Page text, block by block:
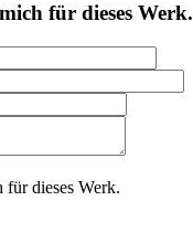
für dieses Werk.
für dieses Werk.